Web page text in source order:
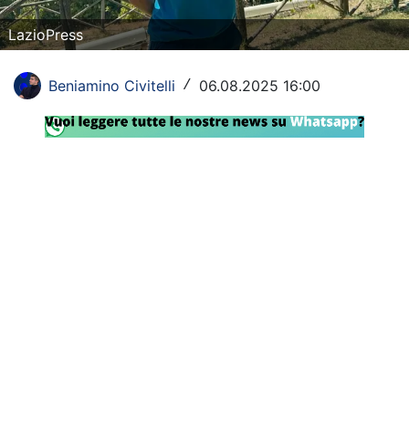
Europa League
Altri Sport
Formula 1
Tennis
LazioPress
Beniamino Civitelli / 06.08.2025 16:00